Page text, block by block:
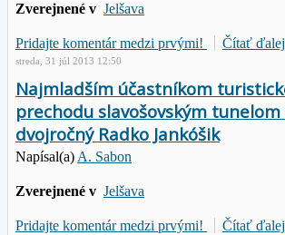
Zverejnené v Jelšava
Pridajte komentár medzi prvými! Čítať
streda, 31 júl 2013 12:50
Najmladším účastníkom
prechodu slavošovským
dvojročný Radko Jankóšik
Napísal(a) A. Sabon
Zverejnené v Jelšava
Pridajte komentár medzi prvými! Čítať